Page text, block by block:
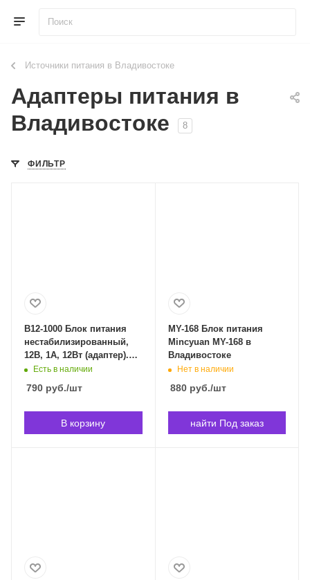
Источники питания в Владивостоке
Адаптеры питания в
Владивостоке
8
ФИЛЬТР
B12-1000 Блок питания
нестабилизированный,
12В, 1А, 12Вт (адаптер).
Robiton B12-1000 в
Есть в наличии
790 руб./шт
В корзину
MY-168 Блок питания
Mincyuan MY-168 в
Владивостоке
Нет в наличии
880руб./шт
найти Под заказ